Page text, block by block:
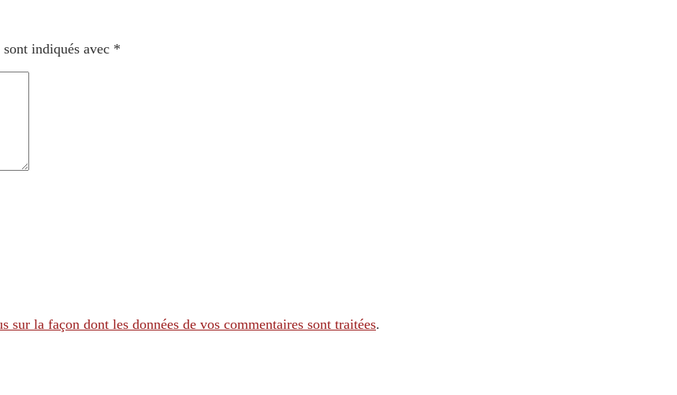
indiqués avec *
sur la façon dont les données de vos commentaires sont traitées.